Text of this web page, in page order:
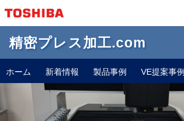
精密プレス加工.com
ホーム 新着情報 製品事例 VE提案事例